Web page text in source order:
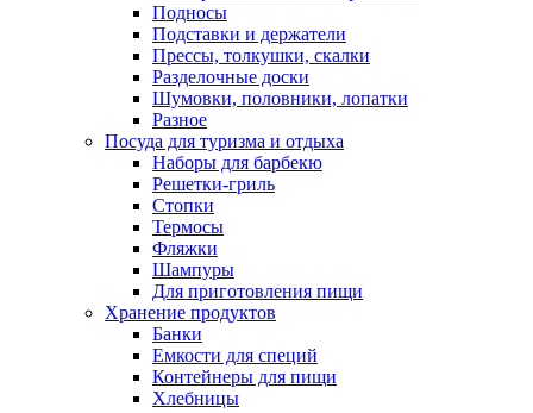
Подносы
Подставки и держатели
Прессы, толкушки, скалки
Разделочные доски
Шумовки, половники, лопатки
Разное
Посуда для туризма и отдыха
Наборы для барбекю
Решетки-гриль
Стопки
Термосы
Фляжки
Шампуры
Для приготовления пищи
Хранение продуктов
Банки
Емкости для специй
Контейнеры для пищи
Хлебницы